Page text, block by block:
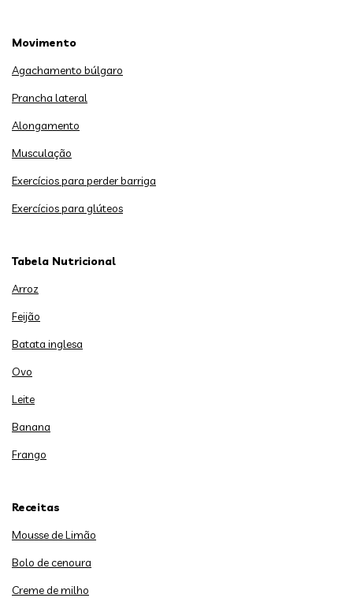
Movimento
Agachamento búlgaro
Prancha lateral
Alongamento
Musculação
Exercícios para perder barriga
Exercícios para glúteos
Tabela Nutricional
Arroz
Feijão
Batata inglesa
Ovo
Leite
Banana
Frango
Receitas
Mousse de Limão
Bolo de cenoura
Creme de milho